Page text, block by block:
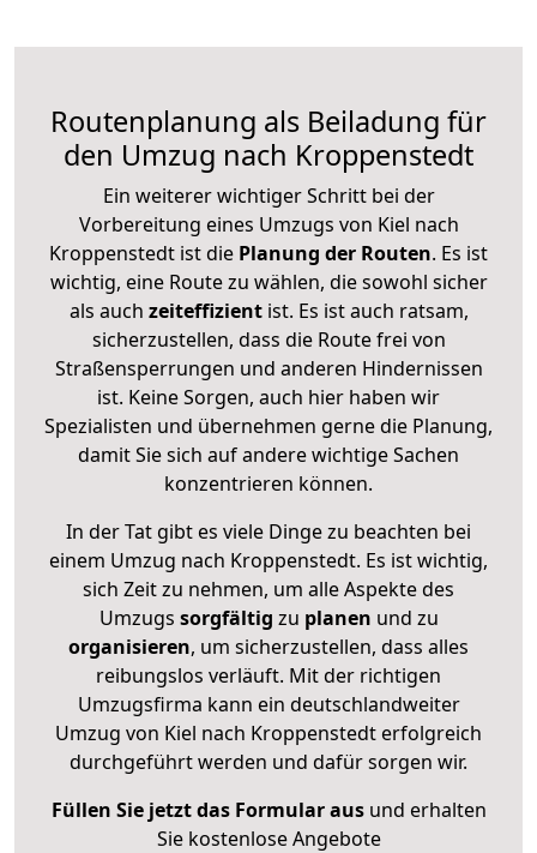
Routenplanung als Beiladung für
den Umzug nach Kroppenstedt
Ein weiterer wichtiger Schritt bei der
Vorbereitung eines Umzugs von Kiel nach
Kroppenstedt ist die Planung der Routen. Es ist
wichtig, eine Route zu wählen, die sowohl sicher
als auch zeiteffizientist. Es ist auch ratsam,
sicherzustellen, dass die Route frei von
Straßensperrungen und anderen Hindernissen
ist. Keine Sorgen, auch hier haben wir
Spezialisten und übernehmen gerne die Planung,
damit Sie sich auf andere wichtige Sachen
konzentrieren können.
In der Tat gibt es viele Dinge zu beachten bei
einem Umzug nach Kroppenstedt. Es ist wichtig,
sich Zeit zu nehmen, um alle Aspekte des
Umzugs sorgfältig zu planen und zu
organisieren, um sicherzustellen, dass alles
reibungslos verläuft. Mit der richtigen
Umzugsfirma kann ein deutschlandweiter
Umzug von Kiel nach Kroppenstedt erfolgreich
durchgeführt werden und dafür sorgen wir.
Füllen Sie jetzt das Formular ausund erhalten
Sie kostenlose Angebote